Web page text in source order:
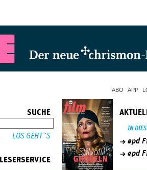
ABO APP
SUCHE
LESERSERVICE
IN
epd
epd